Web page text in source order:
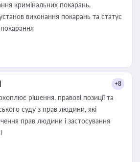
кримінальних покарань,
установ виконання покарань та статус
покарання
+8
рішення, правові позиції та
суду з прав людини, які
прав людини і застосування